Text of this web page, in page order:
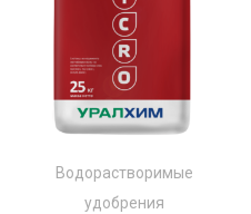
Опции
можно
выбрать
на
странице
Водорастворимые
удобрения